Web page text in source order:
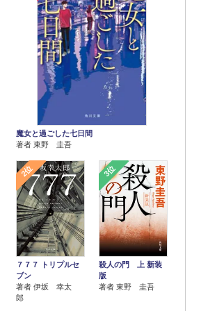
魔女と過ごした七日間
著者 東野 圭吾
2位
７７７ トリプルセ
ブン
著者 伊坂 幸太
郎
3位
殺人の門 上 新装
版
著者 東野 圭吾